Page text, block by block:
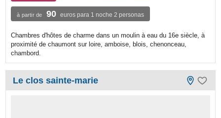
à partir de 90 euros para 1 noche 2 personas
Chambres d'hôtes de charme dans un moulin à eau du 16e siècle, à
proximité de chaumont sur loire, amboise, blois, chenonceau,
chambord.
Le clos sainte-marie